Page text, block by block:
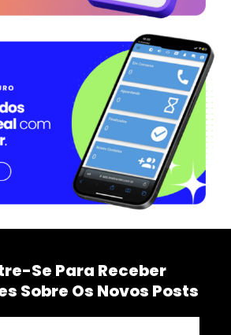
Se Para Receber
Sobre Os Novos Posts